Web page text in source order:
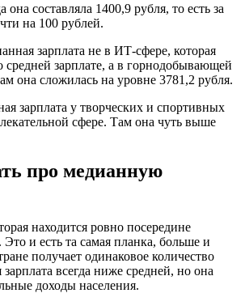
составляла 1400,9 рубля, то есть за
на 100 рублей.
зарплата не в ИТ-сфере, которая
зарплате, а в горнодобывающей
она сложилась на уровне 3781,2 рубля.
зарплата у творческих и спортивных
сфере. Там она чуть выше
про медианную
находится ровно посередине
Это и есть та самая планка, больше и
получает одинаковое количество
всегда ниже средней, но она
доходы населения.